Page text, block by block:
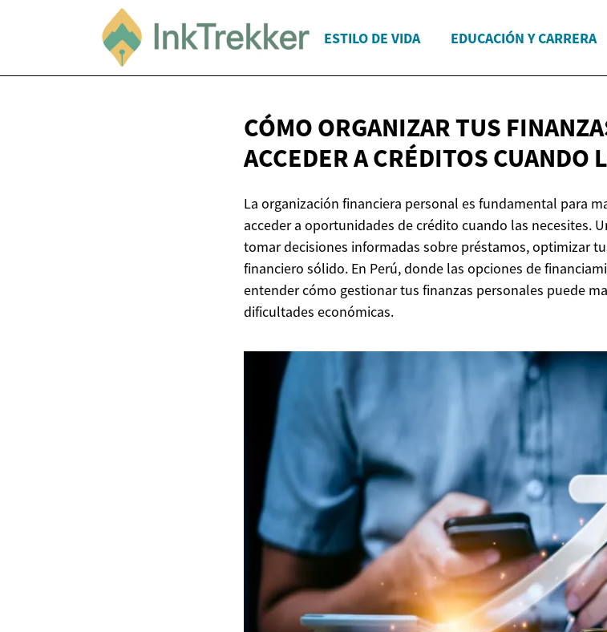
ESTILO DE VIDA EDUCACIÓN Y CARRERA
CÓMO ORGANIZAR TUS
ACCEDER A CRÉDITOS CUANDO
La organización financiera personal es fundamental para
acceder a oportunidades de crédito cuando las necesites.
tomar decisiones informadas sobre préstamos, optimizar
financiero sólido. En Perú, donde las opciones de
entender cómo gestionar tus finanzas personales puede
dificultades económicas.